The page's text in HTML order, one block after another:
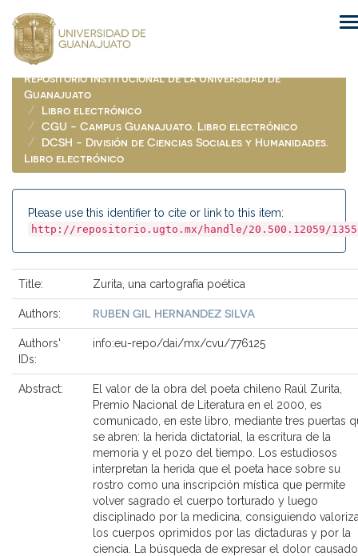
navigation
Repositorio Institucional de la Universidad de
Guanajuato
Libro electrónico
CGU - Campus Guanajuato. Libro electrónico
DCSH - División de Ciencias Sociales y Humanidades.
Libro electrónico
Please use this identifier to cite or link to this item:
http://repositorio.ugto.mx/handle/20.500.12059/1355
Title: Zurita, una cartografía poética
Authors: RUBEN GIL HERNANDEZ SILVA
Authors'
IDs:
info:eu-repo/dai/mx/cvu/776125
Abstract:
El valor de la obra del poeta chileno Raúl Zurita,
Premio Nacional de Literatura en el 2000, es
comunicado, en este libro, mediante tres puertas
se abren: la herida dictatorial, la escritura de la
memoria y el pozo del tiempo. Los estudiosos
interpretan la herida que el poeta hace sobre su
rostro como una inscripción mística que permite
volver sagrado el cuerpo torturado y luego
disciplinado por la medicina, consiguiendo
los cuerpos oprimidos por las dictaduras y por la
ciencia. La búsqueda de expresar el dolor causado